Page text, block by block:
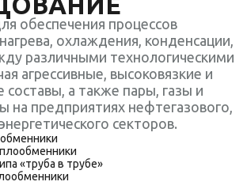
обеспечения процессов
охлаждения, конденсации,
различными технологическими
агрессивные, высоковязкие и
составы, а также пары, газы и
на предприятиях нефтегазового,
секторов.
«труба в трубе»